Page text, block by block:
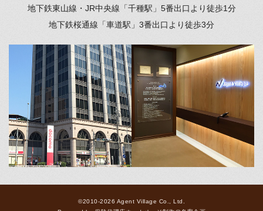
地下鉄東山線・JR中央線「千種駅」 5番出口より徒歩1分
地下鉄桜通線「車道駅」 3番出口より徒歩3分
©2010-2026 Agent Village Co., Ltd.